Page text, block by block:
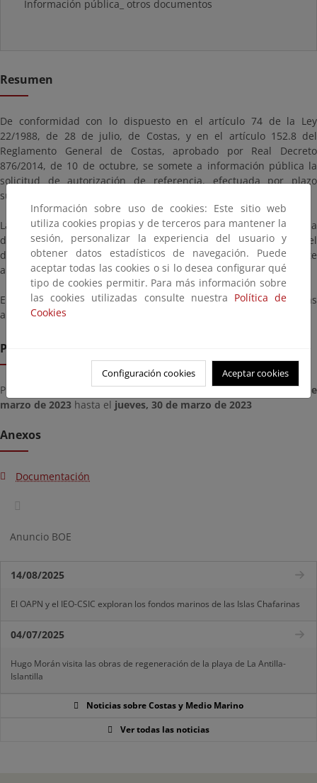
Información pública_ otros documentos
Resumen
De conformidad con lo dispuesto en el artículo 74 de la Ley
22/1988, de 28 de julio, de Costas, y en el artículo 152.8 del
Reglamento General de Costas, aprobado por Real Decreto
876/2014, de 10 de octubre, se somete a información pública la
solicitud de autorización de referencia, efectuada por plazo
superior a un año.
La solicitud estará a disposición de cualquier persona interesada
durante un plazo de veinte (20) días hábiles, contados a partir del
día siguiente a aquel en que tenga lugar la publicación de este
anuncio, y podrá ser consultada en esta página.
En el plazo indicado, los interesados podrán presentar las
alegaciones que estimen oportunas.
Plazo de remisión
Plazo para presentar documentación desde elviernes, 03 de
marzo de 2023 hasta el jueves, 30 de marzo de 2023
Anexos
Documentación
Anuncio BOE
14/08/2025
El OAPN y el IEO-CSIC exploran los fondos marinos de las Islas Chafarinas
04/07/2025
Hugo Morán visita las obras de regeneración de la playa de La Antilla-
Islantilla
Noticias sobre Costas y Medio Marino
Ver todas las noticias
Información sobre uso de cookies: Este sitio web
utiliza cookies propias y de terceros para mantener la
sesión, personalizar la experiencia del usuario y
obtener datos estadísticos de navegación. Puede
aceptar todas las cookies o si lo desea configurar qué
tipo de cookies permitir. Para más información sobre
las cookies utilizadas consulte nuestra Política de
Cookies
Configuración cookies Aceptar cookies